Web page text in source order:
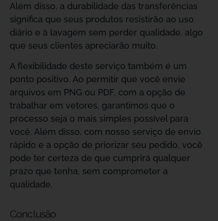
Além disso, a durabilidade das transferências
significa que seus produtos resistirão ao uso
diário e à lavagem sem perder qualidade, algo
que seus clientes apreciarão muito.
A flexibilidade deste serviço também é um
ponto positivo. Ao permitir que você envie
arquivos em PNG ou PDF, com a opção de
trabalhar em vetores, garantimos que o
processo seja o mais simples possível para
você. Além disso, com nosso serviço de envio
rápido e a opção de priorizar seu pedido, você
pode ter certeza de que cumprirá qualquer
prazo que tenha, sem comprometer a
qualidade.
Conclusão